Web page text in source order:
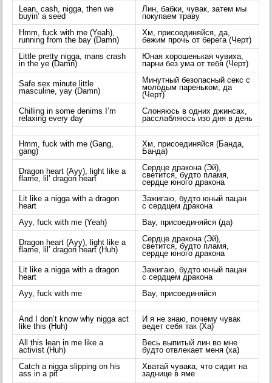
Lean, cash, nigga, then we
buyin’ a seed
Лин, бабки, чувак, затем мы
покупаем траву
Hmm, fuck with me (Yeah),
running from the bay (Damn)
Хм, присоединяйся, да,
бежим прочь от берега (Черт)
Little pretty nigga, mans crash
in the ye (Damn)
Юная хорошенькая чувиха,
парни без ума от тебя (Черт)
Safe sex minute little
masculine, yay (Damn)
Минутный безопасный секс с
молодым пареньком, да
(Черт)
Chilling in some denims I’m
relaxing every day
Слоняюсь в одних джинсах,
расслабляюсь изо дня в день
Hmm, fuck with me (Gang,
gang)
Хм, присоединяйся (Банда,
Банда)
Dragon heart (Ayy), light like a
flame, lil’ dragon heart
Сердце дракона (Эй),
светится, будто пламя,
сердце юного дракона
Lit like a nigga with a dragon
heart
Зажигаю, будто юный пацан
с сердцем дракона
Ayy, fuck with me (Yeah)
Вау, присоединяйся (да)
Dragon heart (Ayy), light like a
flame, lil’ dragon heart (Huh)
Сердце дракона (Эй),
светится, будто пламя,
сердце юного дракона
Lit like a nigga with a dragon
heart
Зажигаю, будто юный пацан
с сердцем дракона
Ayy, fuck with me
Вау, присоединяйся
And I don’t know why nigga act
like this (Huh)
И я не знаю, почему чувак
ведет себя так (Ха)
All this lean in me like a
activist (Huh)
Весь выпитый лин во мне
будто отвлекает меня (ха)
Catch a nigga slipping on his
ass in a pit
Хватай чувака, что сидит на
заднице в яме